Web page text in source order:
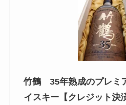
竹鶴 35年熟成のプレミ
イスキー【クレジット決